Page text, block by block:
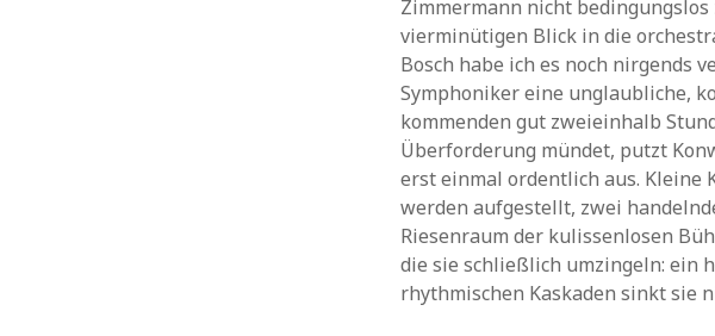
Zimmermann nicht
vierminütigen Blick in die
Bosch habe ich es noch nirgends
Symphoniker eine unglaubliche,
kommenden gut zweieinhalb
Überforderung mündet, putzt
erst einmal ordentlich aus. Kleine
werden aufgestellt, zwei
Riesenraum der kulissenlosen
die sie schließlich umzingeln: ein
rhythmischen Kaskaden sinkt sie